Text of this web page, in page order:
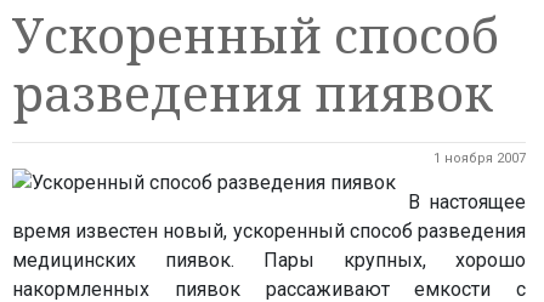
Ускоренный способ
разведения пиявок
1 ноября 2007
В настоящее
время известен новый, ускоренный способ разведения
медицинских пиявок. Пары крупных, хорошо
накормленных пиявок рассаживают емкости с